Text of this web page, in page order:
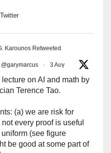
Twitter
Karounos Retweeted
@garymarcus · 3 Αυγ
on AI and math by
Terence Tao.
(a) we are risk for
every proof is useful
(see figure
be good at some part of